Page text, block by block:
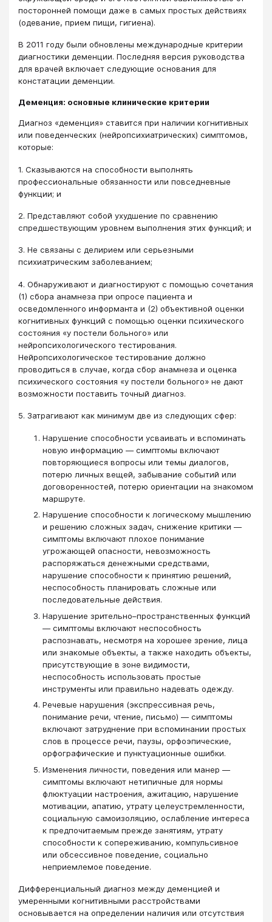
посторонней помощи даже в самых простых действиях
(одевание, прием пищи, гигиена).
В 2011 году были обновлены международные критерии
диагностики деменции. Последняя версия руководства
для врачей включает следующие основания для
констатации деменции.
Деменция: основные клинические критерии
Диагноз «деменция» ставится при наличии когнитивных
или поведенческих (нейропсихиатрических) симптомов,
которые:
1. Сказываются на способности выполнять
профессиональные обязанности или повседневные
функции; и
2. Представляют собой ухудшение по сравнению
спредшествующим уровнем выполнения этих функций; и
3. Не связаны с делирием или серьезными
психиатрическим заболеванием;
4. Обнаруживают и диагностируют с помощью сочетания
(1) сбора анамнеза при опросе пациента и
осведомленного информанта и (2) объективной оценки
когнитивных функций с помощью оценки психического
состояния «у постели больного» или
нейропсихологического тестирования.
Нейропсихологическое тестирование должно
проводиться в случае, когда сбор анамнеза и оценка
психического состояния «у постели больного» не дают
возможности поставить точный диагноз.
5. Затрагивают как минимум две из следующих сфер:
Нарушение способности усваивать и вспоминать
новую информацию ― симптомы включают
повторяющиеся вопросы или темы диалогов,
потерю личных вещей, забывание событий или
договоренностей, потерю ориентации на знакомом
маршруте.
Нарушение способности к логическому мышлению
и решению сложных задач, снижение критики ―
симптомы включают плохое понимание
угрожающей опасности, невозможность
распоряжаться денежными средствами,
нарушение способности к принятию решений,
неспособность планировать сложные или
последовательные действия.
Нарушение зрительно–пространственных функций
― симптомы включают неспособность
распознавать, несмотря на хорошее зрение, лица
или знакомые объекты, а также находить объекты,
присутствующие в зоне видимости,
неспособность использовать простые
инструменты или правильно надевать одежду.
Речевые нарушения (экспрессивная речь,
понимание речи, чтение, письмо) ― симптомы
включают затруднение при вспоминании простых
слов в процессе речи, паузы, орфоэпические,
орфографические и пунктуационные ошибки.
Изменения личности, поведения или манер ―
симптомы включают нетипичные для нормы
флюктуации настроения, ажитацию, нарушение
мотивации, апатию, утрату целеустремленности,
социальную самоизоляцию, ослабление интереса
к предпочитаемым прежде занятиям, утрату
способности к сопереживанию, компульсивное
или обсессивное поведение, социально
неприемлемое поведение.
Дифференциальный диагноз между деменцией и
умеренными когнитивными расстройствами
основывается на определении наличия или отсутствия